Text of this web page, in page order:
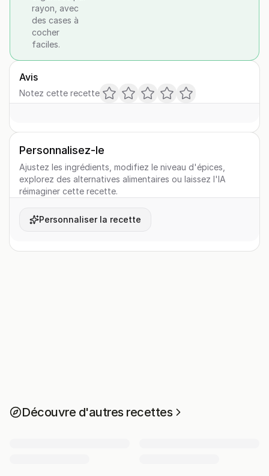
rayon, avec
des cases à
cocher
faciles.
Avis
Notez cette recette
Personnalisez-le
Ajustez les ingrédients, modifiez le niveau d'épices,
explorez des alternatives alimentaires ou laissez l'IA
réimaginer cette recette.
Personnaliser la recette
Découvre d'autres recettes